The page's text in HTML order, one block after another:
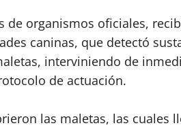
de organismos oficiales,
caninas, que detectó
interviniendo de
de actuación.
las maletas, las cuales